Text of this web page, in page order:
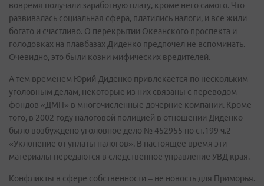
вовремя получали заработную плату, кроме него самого. Что
развивалась социальная сфера, платились налоги, и все жили
богато и счастливо. О перекрытии Океанского проспекта и
голодовках на плавбазах Диденко предпочел не вспоминать.
Очевидно, это были козни мифических вредителей.
А тем временем Юрий Диденко привлекается по нескольким
уголовным делам, некоторые из них связаны с переводом
фондов «ДМП» в многочисленные дочерние компании. Кроме
того, в 2002 году налоговой полицией в отношении Диденко
было возбуждено уголовное дело № 452955 по ст.199 ч.2
«Уклонение от уплаты налогов». В настоящее время эти
материалы передаются в следственное управление УВД края.
Конфликты в сфере собственности – не новость для Приморья.